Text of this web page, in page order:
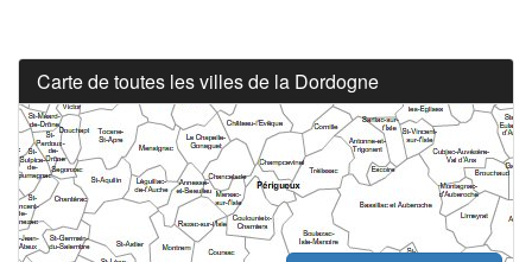
Carte de toutes les villes de la Dordogne